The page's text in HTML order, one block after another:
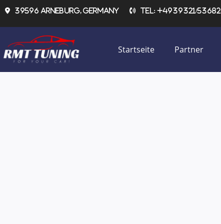
Zum39596 Arneburg, Germany Tel: +4939321/
Startseite Partner